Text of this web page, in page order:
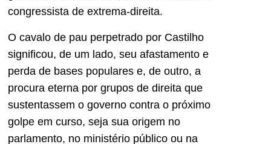
congressista de extrema-direita.
O cavalo de pau perpetrado por Castilho
significou, de um lado, seu afastamento e
perda de bases populares e, de outro, a
procura eterna por grupos de direita que
sustentassem o governo contra o próximo
golpe em curso, seja sua origem no
parlamento, no ministério público ou na